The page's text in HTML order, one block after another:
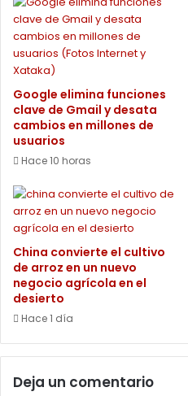
Google elimina funciones
clave de Gmail y desata
cambios en millones de
usuarios
Hace 10 horas
China convierte el cultivo
de arroz en un nuevo
negocio agrícola en el
desierto
Hace 1 día
Deja un comentario